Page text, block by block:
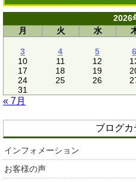
2026
月
火 水
3
4 5 6
10
11 12
17
18 19
24
25 26
31
« 7月
ブログカ
インフォメーション
お客様の声